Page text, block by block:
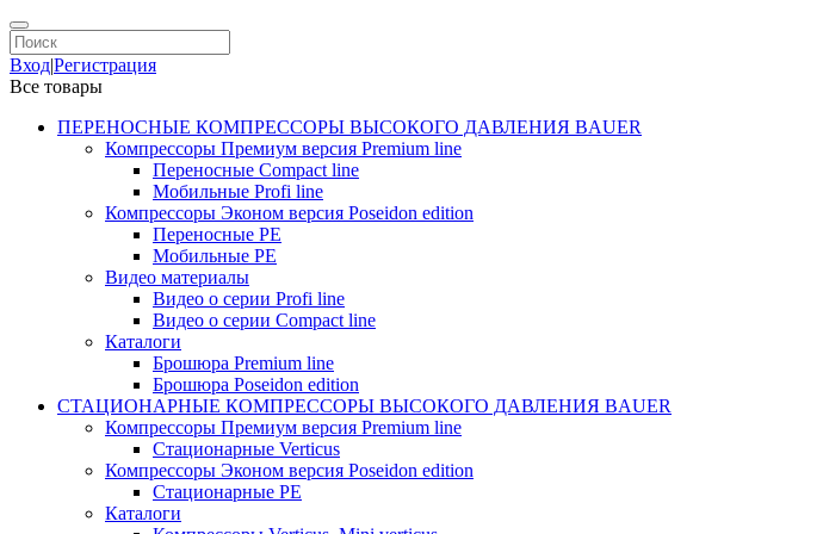
Вход|Регистрация
Все товары
ПЕРЕНОСНЫЕ КОМПРЕССОРЫ ВЫСОКОГО ДАВЛЕНИЯ BAUER
Компрессоры Премиум версия Premium line
Переносные Compact line
Мобильные Profi line
Компрессоры Эконом версия Poseidon edition
Переносные PE
Мобильные PE
Видео материалы
Видео о серии Profi line
Видео о серии Compact line
Каталоги
Брошюра Premium line
Брошюра Poseidon edition
СТАЦИОНАРНЫЕ КОМПРЕССОРЫ ВЫСОКОГО ДАВЛЕНИЯ BAUER
Компрессоры Премиум версия Premium line
Стационарные Verticus
Компрессоры Эконом версия Poseidon edition
Стационарные PE
Каталоги